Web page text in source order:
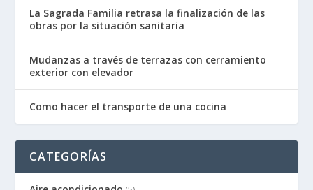
La Sagrada Familia retrasa la finalización de las
obras por la situación sanitaria
Mudanzas a través de terrazas con cerramiento
exterior con elevador
Como hacer el transporte de una cocina
CATEGORÍAS